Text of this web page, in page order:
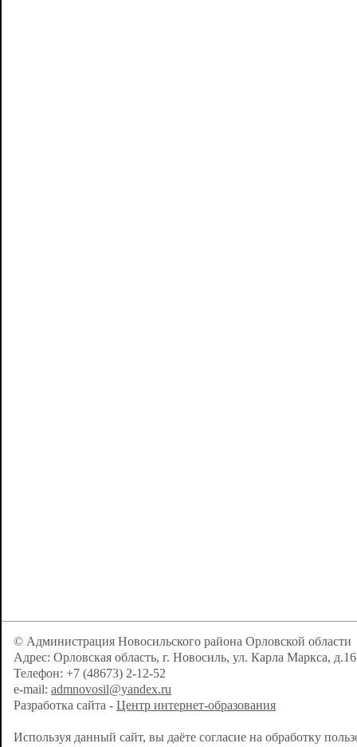
© Администрация Новосильского района Орловской области
Адрес: Орловская область, г. Новосиль, ул. Карла Маркса, д.16
Телефон: +7 (48673) 2-12-52
e-mail: admnovosil@yandex.ru
Разработка сайта - Центр интернет-образования
Используя данный сайт, вы даёте согласие на обработку